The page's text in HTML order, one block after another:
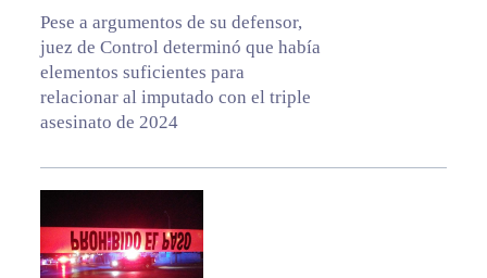
Pese a argumentos de su defensor,
juez de Control determinó que había
elementos suficientes para
relacionar al imputado con el triple
asesinato de 2024